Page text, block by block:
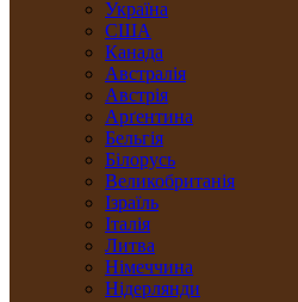
Україна
США
Канада
Австралія
Австрія
Арґентина
Бельгія
Білорусь
Великобританія
Ізраїль
Італія
Литва
Німеччина
Нідерлянди